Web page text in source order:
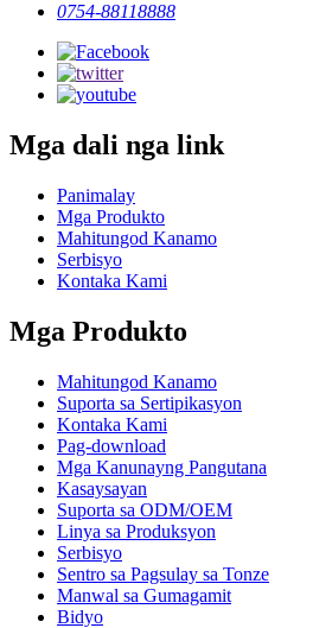
0754-88118888
Mga dali nga link
Panimalay
Mga Produkto
Mahitungod Kanamo
Serbisyo
Kontaka Kami
Mga Produkto
Mahitungod Kanamo
Suporta sa Sertipikasyon
Kontaka Kami
Pag-download
Mga Kanunayng Pangutana
Kasaysayan
Suporta sa ODM/OEM
Linya sa Produksyon
Serbisyo
Sentro sa Pagsulay sa Tonze
Manwal sa Gumagamit
Bidyo